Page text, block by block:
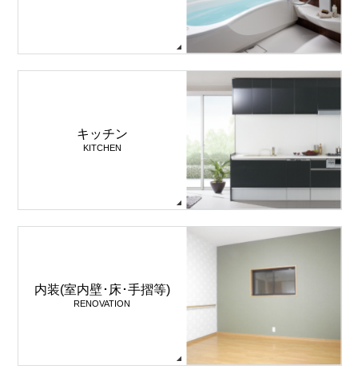
キッチン
KITCHEN
内装(室内壁･床･手摺等)
RENOVATION